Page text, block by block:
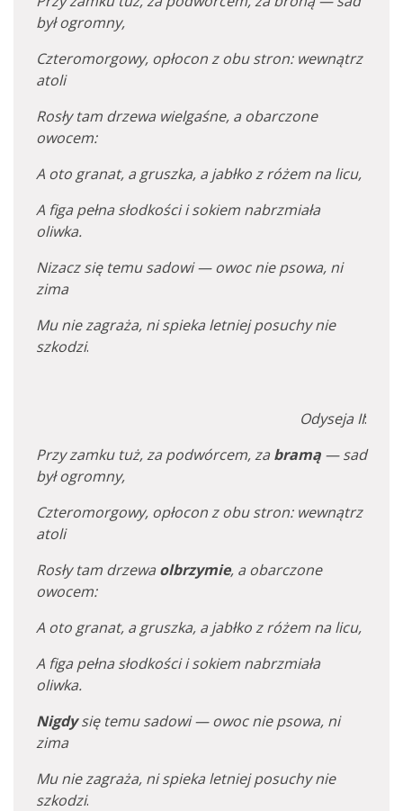
był ogromny,
Czteromorgowy, opłocon z obu stron: wewnątrz
atoli
Rosły tam drzewa wielgaśne, a obarczone
owocem:
A oto granat, a gruszka, a jabłko z różem na licu,
A figa pełna słodkości i sokiem nabrzmiała
oliwka.
Nizacz się temu sadowi — owoc nie psowa, ni
zima
Mu nie zagraża, ni spieka letniej posuchy nie
szkodzi.
Odyseja II:
Przy zamku tuż, za podwórcem, za bramą — sad
był ogromny,
Czteromorgowy, opłocon z obu stron: wewnątrz
atoli
Rosły tam drzewa olbrzymie, a obarczone
owocem:
A oto granat, a gruszka, a jabłko z różem na licu,
A figa pełna słodkości i sokiem nabrzmiała
oliwka.
Nigdysię temu sadowi — owoc nie psowa, ni
zima
Mu nie zagraża, ni spieka letniej posuchy nie
szkodzi.